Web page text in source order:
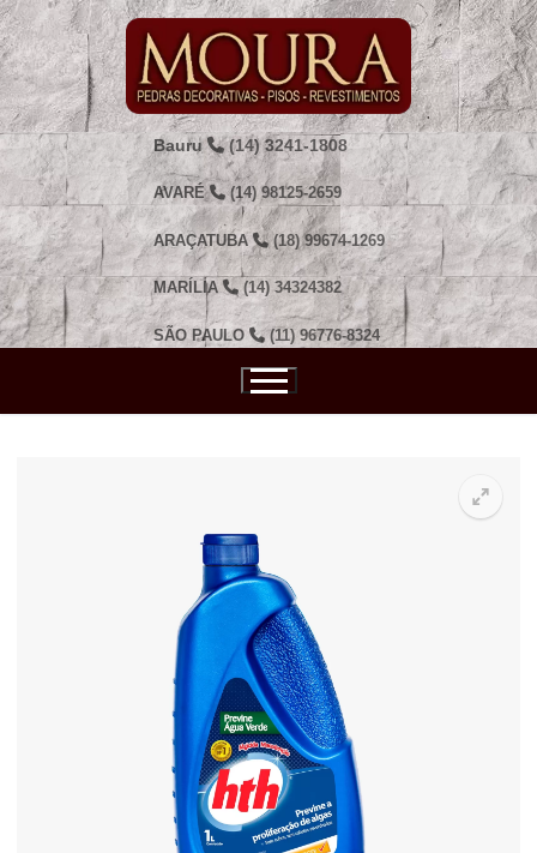
Pular
para
o
conteúdo
Bauru (14) 3241-1808
AVARÉ (14) 98125-2659
ARAÇATUBA (18) 99674-1269
MARÍLIA (14) 34324382
SÃO PAULO (11) 96776-8324